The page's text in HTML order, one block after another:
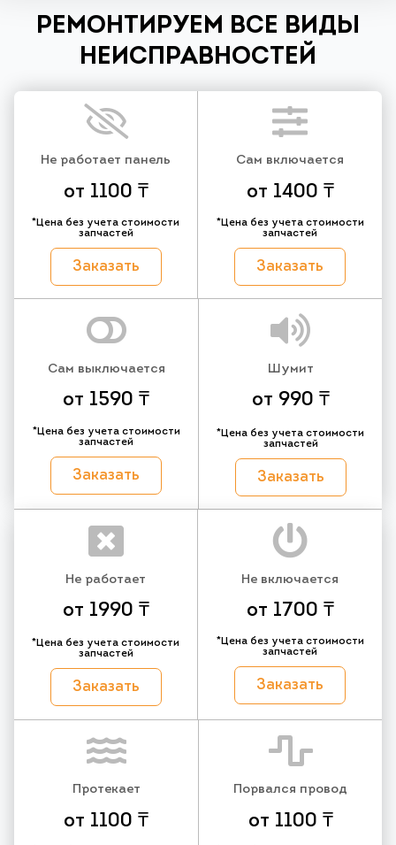
РЕМОНТИРУЕМ ВСЕ ВИДЫ
НЕИСПРАВНОСТЕЙ
Не работает панель
от 1100 ₸
*Цена без учета стоимости
запчастей
Заказать
Сам включается
от 1400 ₸
*Цена без учета стоимости
запчастей
Заказать
Сам выключается
от 1590 ₸
*Цена без учета стоимости
запчастей
Заказать
Шумит
от 990 ₸
*Цена без учета стоимости
запчастей
Заказать
Не работает
от 1990 ₸
*Цена без учета стоимости
запчастей
Заказать
Не включается
от 1700 ₸
*Цена без учета стоимости
запчастей
Заказать
Протекает
от 1100 ₸
Порвался провод
от 1100 ₸